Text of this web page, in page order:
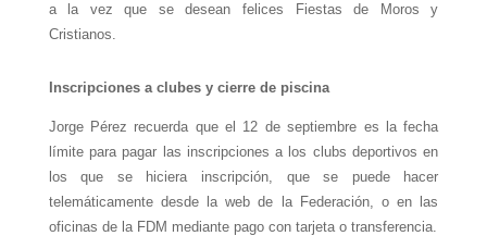
a la vez que se desean felices Fiestas de Moros y
Cristianos.
Inscripciones a clubes y cierre de piscina
Jorge Pérez recuerda que el 12 de septiembre es la fecha
límite para pagar las inscripciones a los clubs deportivos en
los que se hiciera inscripción, que se puede hacer
telemáticamente desde la web de la Federación, o en las
oficinas de la FDM mediante pago con tarjeta o transferencia.